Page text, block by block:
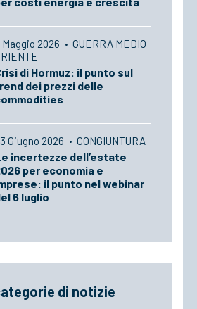
Maggio 2026 · GUERRA MEDIO
di Hormuz: il punto sul
dei prezzi delle
Giugno 2026 · CONGIUNTURA
incertezze dell’estate
per economia e
il punto nel webinar
6 luglio
di notizie